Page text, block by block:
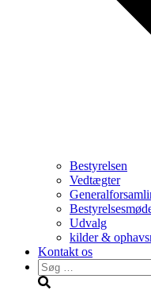
Bestyrelsen
Vedtægter
Udvalg
kilder &
Kontakt os
Søg
efter: